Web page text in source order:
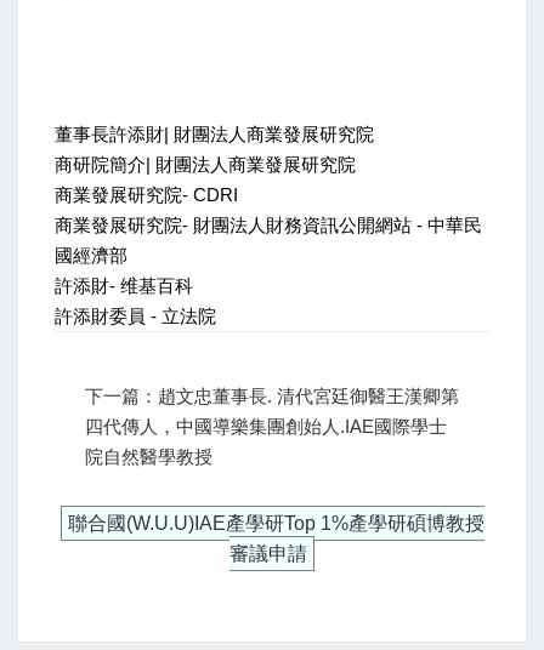
董事長許添財| 財團法人商業發展研究院
商研院簡介| 財團法人商業發展研究院
商業發展研究院- CDRI
商業發展研究院- 財團法人財務資訊公開網站 - 中華民
國經濟部
許添財- 维基百科
許添財委員 - 立法院
下一篇：趙文忠董事長. 清代宮廷御醫王漢卿第
四代傳人，中國導樂集團創始人.IAE國際學士
院自然醫學教授
聯合國(W.U.U)IAE產學研Top 1%產學研碩博教授
審議申請